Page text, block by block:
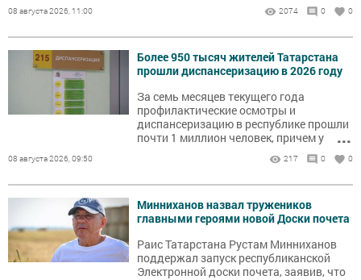
08 августа 2026, 11:00 2074 0 0
Более 950 тысяч жителей Татарстана
прошли диспансеризацию в 2026 году
За семь месяцев текущего года
профилактические осмотры и
диспансеризацию в республике прошли
почти 1 миллион человек, причем у
каждого третьего врачи выявили
показания для углубленного
...
08 августа 2026, 09:50 217 0 0
Минниханов назвал тружеников
главными героями новой Доски почета
Раис Татарстана Рустам Минниханов
поддержал запуск республиканской
Электронной доски почета, заявив, что